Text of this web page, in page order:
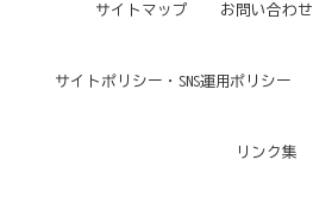
サイトマップ お問い合わせ
サイトポリシー・SNS運用ポリシー
リンク集